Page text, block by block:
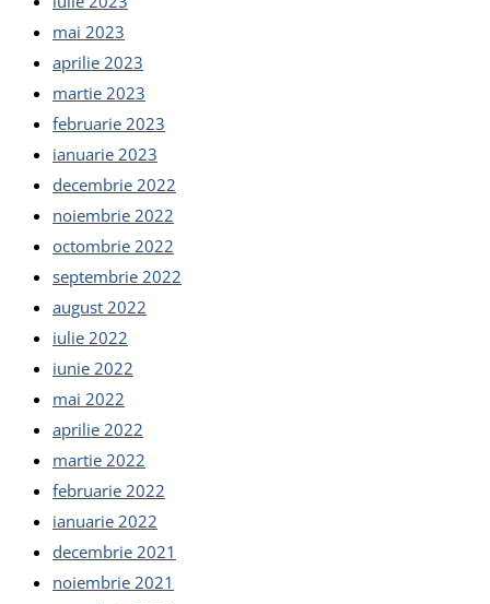
mai 2023
aprilie 2023
martie 2023
februarie 2023
ianuarie 2023
decembrie 2022
noiembrie 2022
octombrie 2022
septembrie 2022
august 2022
iulie 2022
iunie 2022
mai 2022
aprilie 2022
martie 2022
februarie 2022
ianuarie 2022
decembrie 2021
noiembrie 2021